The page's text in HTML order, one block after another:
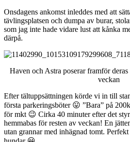
Onsdagens ankomst inleddes med att
tävlingsplatsen och dumpa av burar,
som jag inte hade vidare lust att kånka
därpå.
Haven och Astra poserar framför
veckan
Efter tältuppsättningen körde vi in till
första parkeringsböter 😛 ”Bara” på
för mkt 😉 Cirka 40 minuter efter det
hemmabas för resten av veckan! En
utan grannar med inhägnad tomt.